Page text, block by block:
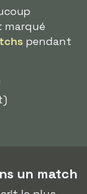
marqué
pendant
un match